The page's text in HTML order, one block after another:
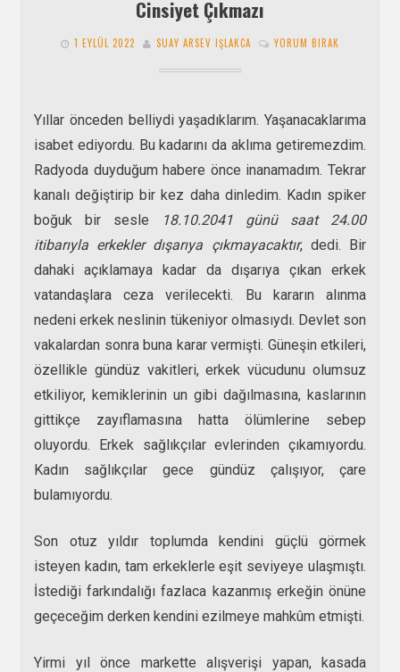
Cinsiyet Çıkmazı
1 EYLÜL 2022 SUAY ARSEV IŞLAKCA YORUM BIRAK
Yıllar önceden belliydi yaşadıklarım. Yaşanacaklarıma
isabet ediyordu. Bu kadarını da aklıma getiremezdim.
Radyoda duyduğum habere önce inanamadım. Tekrar
kanalı değiştirip bir kez daha dinledim. Kadın spiker
boğuk bir sesle
18.10.2041 günü saat 24.00
itibarıyla erkekler dışarıya çıkmayacaktır, dedi. Bir
dahaki açıklamaya kadar da dışarıya çıkan erkek
vatandaşlara ceza verilecekti. Bu kararın alınma
nedeni erkek neslinin tükeniyor olmasıydı. Devlet son
vakalardan sonra buna karar vermişti. Güneşin etkileri,
özellikle gündüz vakitleri, erkek vücudunu olumsuz
etkiliyor, kemiklerinin un gibi dağılmasına, kaslarının
gittikçe zayıflamasına hatta ölümlerine sebep
oluyordu. Erkek sağlıkçılar evlerinden çıkamıyordu.
Kadın sağlıkçılar gece gündüz çalışıyor, çare
bulamıyordu.
Son otuz yıldır toplumda kendini güçlü görmek
isteyen kadın, tam erkeklerle eşit seviyeye ulaşmıştı.
İstediği farkındalığı fazlaca kazanmış erkeğin önüne
geçeceğim derken kendini ezilmeye mahkûm etmişti.
Yirmi yıl önce markette alışverişi yapan, kasada